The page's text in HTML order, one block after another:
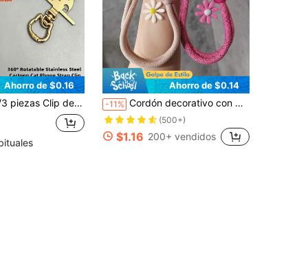
Ahorro de $0.16
con cabeza de gato lindo, conector de metal duradero, tarjeta, arandela, conector de accesorio para teléfono, gancho fijo, soporte fijo, compatible con correa cruzada, correa de muñeca y cadena de teléfono, accesorio universal para teléfono
Ahorro de $0.14
-11% Cordón decorativo con margaritas, cinta de muñeca tejida linda, cordón antiperidida de teléfono unisex, cable de teléfono con clip
(500+)
$1.16 200+ vendidos